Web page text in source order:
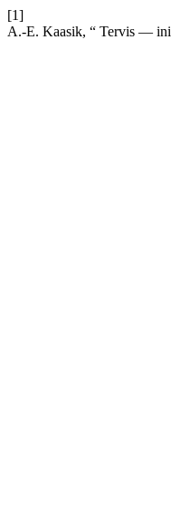
[1]
A.-E. Kaasik, “ Tervis —